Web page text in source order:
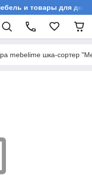
и товары для
mebelime шка-сортер